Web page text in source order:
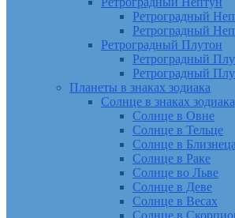
Ретроградный
Ретроградный
Ретроградный Плутон
Ретроградный
Ретроградный
Планеты в знаках зодиака
Солнце в знаках зодиака
Солнце в Овне
Солнце в Тельце
Солнце в
Солнце в Раке
Солнце во Льве
Солнце в Деве
Солнце в Весах
Солнце в